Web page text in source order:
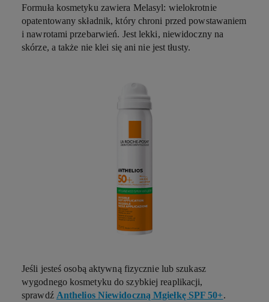
Formuła kosmetyku zawiera Melasyl: wielokrotnie
opatentowany składnik, który chroni przed powstawaniem
i nawrotami przebarwień. Jest lekki, niewidoczny na
skórze, a także nie klei się ani nie jest tłusty.
Jeśli jesteś osobą aktywną fizycznie lub szukasz
wygodnego kosmetyku do szybkiej reaplikacji,
sprawdź Anthelios Niewidoczną Mgiełkę SPF 50+.